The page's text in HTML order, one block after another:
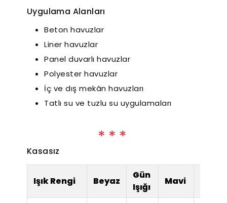
Uygulama Alanları
Beton havuzlar
Liner havuzlar
Panel duvarlı havuzlar
Polyester havuzlar
İç ve dış mekân havuzları
Tatlı su ve tuzlu su uygulamaları
Kasasız
Işık Rengi Beyaz
Gün
Işığı
Mavi